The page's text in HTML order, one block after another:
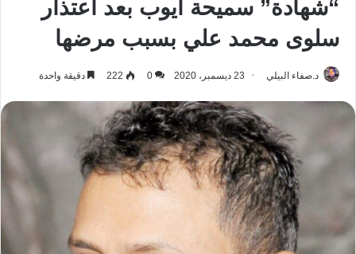
“شهادة” سميحة أيوب بعد اعتذار
سلوى محمد علي بسبب مرضها
د.صفاء البيلي 23 ديسمبر، 2020 0
222 دقيقة واحدة